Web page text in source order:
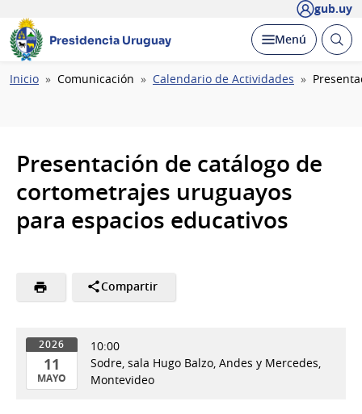
gub.uy
Presidencia Uruguay Desplegar
Menú Abrir
Ruta
Inicio Comunicación Calendario de Actividades
Presentación de catálogo de
cortometrajes uruguayos
para espacios educativos
Compartir
2026
11
MAYO
10:00
Sodre, sala Hugo Balzo, Andes y Mercedes,
Montevideo